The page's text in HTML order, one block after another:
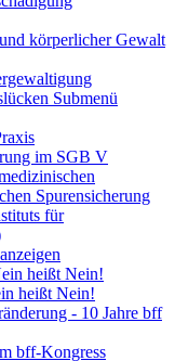
körperlicher Gewalt
Submenü
im SGB V
Spurensicherung
für
heißt Nein!
heißt Nein!
- 10 Jahre bff
bff-Kongress